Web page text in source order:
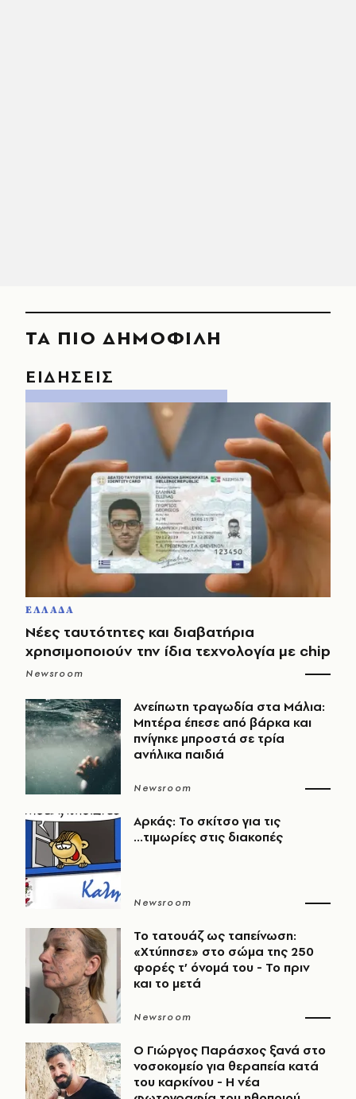
ΤΑ ΠΙΟ ΔΗΜΟΦΙΛΗ
ΕΙΔΗΣΕΙΣ
ΕΛΛΑΔΑ
Νέες ταυτότητες και διαβατήρια
χρησιμοποιούν την ίδια τεχνολογία με chip
Newsroom
Ανείπωτη τραγωδία στα Μάλια:
Μητέρα έπεσε από βάρκα και
πνίγηκε μπροστά σε τρία
ανήλικα παιδιά
Newsroom
Αρκάς: Το σκίτσο για τις
...τιμωρίες στις διακοπές
Newsroom
Το τατουάζ ως ταπείνωση:
«Χτύπησε» στο σώμα της 250
φορές τ’ όνομά του - Το πριν
και το μετά
Newsroom
O Γιώργος Παράσχος ξανά στο
νοσοκομείο για θεραπεία κατά
του καρκίνου - Η νέα